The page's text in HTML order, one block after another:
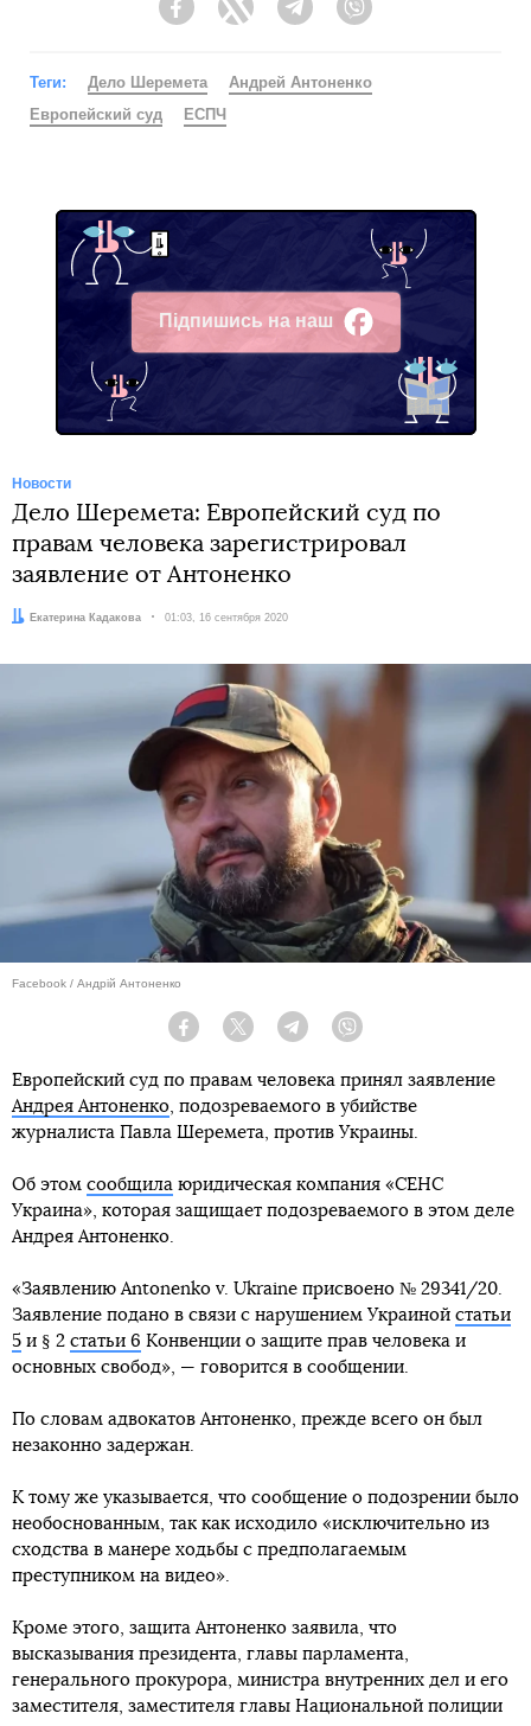
FacebookTwitter Telegram
Теги: Дело Шеремета
Андрей Антоненко
Европейский суд
ЕСПЧ
Підпишись на наш
Facebook
Новости
Дело Шеремета: Европейский суд по
правам человека зарегистрировал
заявление от Антоненко
Автор:Екатерина Кадакова Дата:
01:03, 16 сентября 2020
Facebook / Андрій Антоненко
Facebook Twitter Telegram
Европейский суд по правам человека принял заявление
Андрея Антоненко, подозреваемого в убийстве
журналиста Павла Шеремета, против Украины.
Об этом сообщила юридическая компания «СЕНС
Украина», которая защищает подозреваемого в этом деле
Андрея Антоненко.
«Заявлению Antonenko v. Ukraine присвоено № 29341/20.
Заявление подано в связи с нарушением Украиной статьи
5 и § 2 статьи 6 Конвенции о защите прав человека и
основных свобод», — говорится в сообщении.
По словам адвокатов Антоненко, прежде всего он был
незаконно задержан.
К тому же указывается, что сообщение о подозрении было
необоснованным, так как исходило «исключительно из
сходства в манере ходьбы с предполагаемым
преступником на видео».
Кроме этого, защита Антоненко заявила, что
высказывания президента, главы парламента,
генерального прокурора, министра внутренних дел и его
заместителя, заместителя главы Национальной полиции